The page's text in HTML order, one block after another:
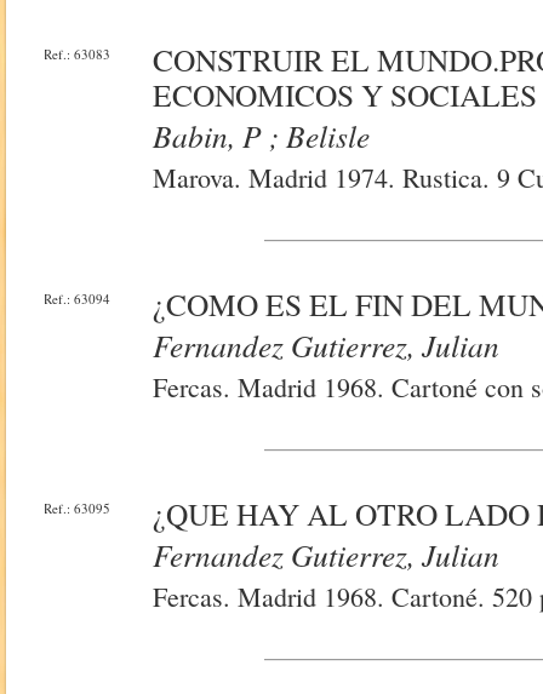
Ref.: 63083
CONSTRUIR EL
ECONOMICOS Y SOCIALES
Babin, P ; Belisle
Marova. Madrid 1974. Rustica. 9
Ref.: 63094
¿COMO ES EL FIN DEL
Fernandez Gutierrez, Julian
Fercas. Madrid 1968. Cartoné con
Ref.: 63095
¿QUE HAY AL OTRO
Fernandez Gutierrez, Julian
Fercas. Madrid 1968. Cartoné. 520